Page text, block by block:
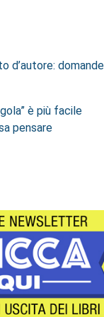
d’autore:
è più facile
pensare